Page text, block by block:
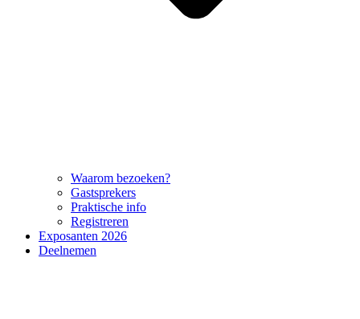
Waarom bezoeken?
Gastsprekers
Praktische info
Registreren
Exposanten 2026
Deelnemen